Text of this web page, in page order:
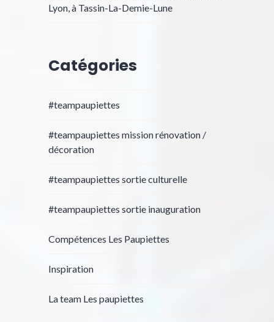
Lyon, à Tassin-La-Demie-Lune
Catégories
#teampaupiettes
#teampaupiettes mission rénovation /
décoration
#teampaupiettes sortie culturelle
#teampaupiettes sortie inauguration
Compétences Les Paupiettes
Inspiration
La team Les paupiettes